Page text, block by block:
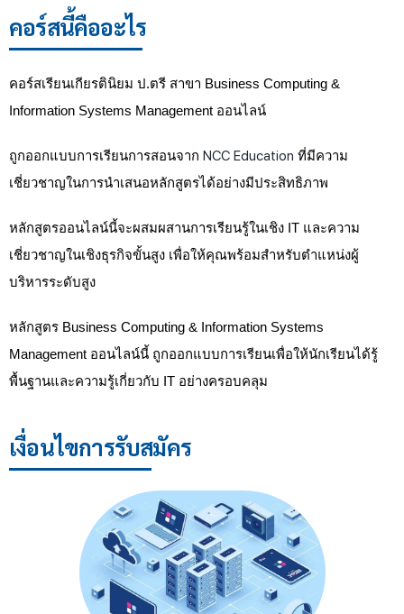
คอร์สนี้คืออะไร
คอร์สเรียนเกียรตินิยม ป.ตรี สาขา Business Computing &
Information Systems Management ออนไลน์
ถูกออกแบบการเรียนการสอนจาก NCC Education ที่มีความ
เชี่ยวชาญในการนำเสนอหลักสูตรได้อย่างมีประสิทธิภาพ
หลักสูตรออนไลน์นี้จะผสมผสานการเรียนรู้ในเชิง IT และความ
เชี่ยวชาญในเชิงธุรกิจขั้นสูง เพื่อให้คุณพร้อมสำหรับตำแหน่งผู้
บริหารระดับสูง
​หลักสูตร Business Computing & Information Systems
Management ออนไลน์นี้ ถูกออกแบบการเรียนเพื่อให้นักเรียนได้รู้
พื้นฐานและความรู้เกี่ยวกับ IT อย่างครอบคลุม
เงื่อนไขการรับสมัคร